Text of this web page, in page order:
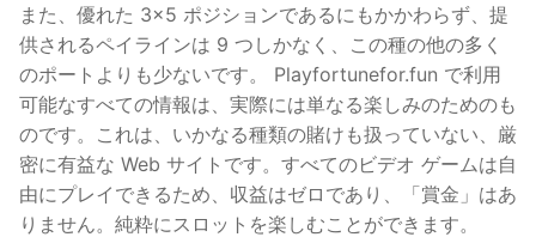
また、優れた 3×5 ポジションであるにもかかわらず、提
供されるペイラインは 9 つしかなく、この種の他の多く
のポートよりも少ないです。 Playfortunefor.fun で利用
可能なすべての情報は、実際には単なる楽しみのためのも
のです。これは、いかなる種類の賭けも扱っていない、厳
密に有益な Web サイトです。すべてのビデオ ゲームは自
由にプレイできるため、収益はゼロであり、「賞金」はあ
りません。純粋にスロットを楽しむことができます。